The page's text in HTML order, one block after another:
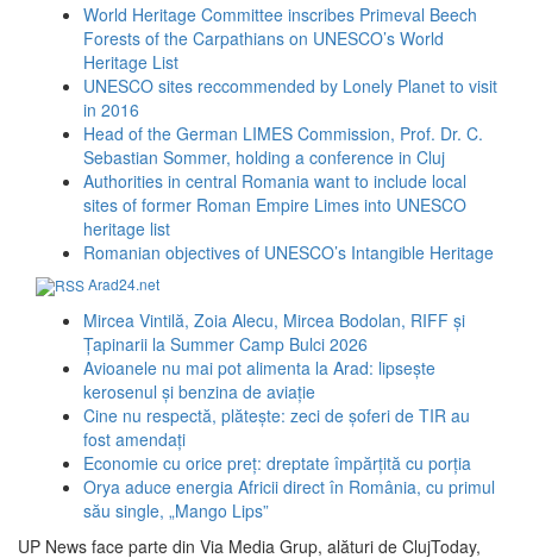
World Heritage Committee inscribes Primeval Beech
Forests of the Carpathians on UNESCO’s World
Heritage List
UNESCO sites reccommended by Lonely Planet to visit
in 2016
Head of the German LIMES Commission, Prof. Dr. C.
Sebastian Sommer, holding a conference in Cluj
Authorities in central Romania want to include local
sites of former Roman Empire Limes into UNESCO
heritage list
Romanian objectives of UNESCO’s Intangible Heritage
Arad24.net
Mircea Vintilă, Zoia Alecu, Mircea Bodolan, RIFF și
Țapinarii la Summer Camp Bulci 2026
Avioanele nu mai pot alimenta la Arad: lipsește
kerosenul și benzina de aviație
Cine nu respectă, plătește: zeci de șoferi de TIR au
fost amendați
Economie cu orice preț: dreptate împărțită cu porția
Orya aduce energia Africii direct în România, cu primul
său single, „Mango Lips”
UP News face parte din Via Media Grup, alături de ClujToday,